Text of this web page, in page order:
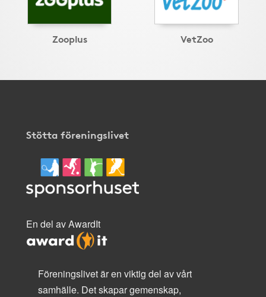
Zooplus VetZoo
Stötta föreningslivet
En del av AwardIt
Föreningslivet är en viktig del av vårt
samhälle. Det skapar gemenskap,